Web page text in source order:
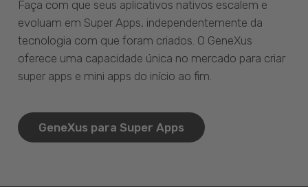
Faça com que seus aplicativos nativos escalem e
evoluam em Super Apps, independentemente da
tecnologia com que foram criados. O GeneXus
oferece uma capacidade única no mercado para criar
super apps e mini apps do início ao fim.
GeneXus para Super Apps